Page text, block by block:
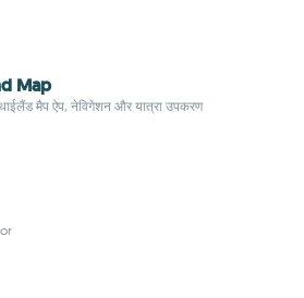
Map
मैप ऐप, नेविगेशन और यात्रा उपकरण